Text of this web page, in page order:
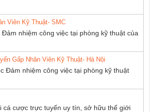
Viên Kỹ Thuật- SMC
Đảm nhiệm công việc tại phòng kỹ thuật của
Gấp Nhân Viên Kỹ Thuật- Hà Nội
Đảm nhiệm công việc tại phòng kỹ thuật
cá cược trực tuyến uy tín, sở hữu thế giới